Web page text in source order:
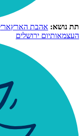
תת נושא:אהבת הארץארץ
העצמאותיום ירושלים